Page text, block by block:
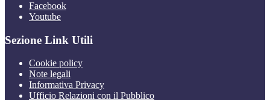
Facebook
Youtube
Sezione Link Utili
Cookie policy
Note legali
Informativa Privacy
Ufficio Relazioni con il Pubblico